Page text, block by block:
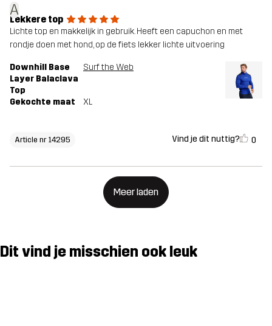
A
Lekkere top
Lichte top en makkelijk in gebruik. Heeft een capuchon en met
rondje doen met hond, op de fiets lekker lichte uitvoering
Downhill Base
Layer Balaclava
Top
Surf the Web
Gekochte maat XL
Article nr 14295 Vind je dit nuttig? 0
Meer laden
Dit vind je misschien ook leuk